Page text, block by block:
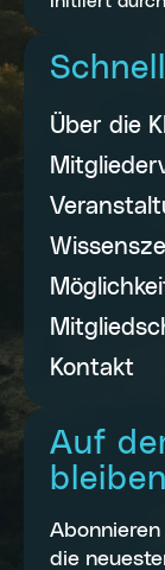
Über die
Kontakt
Auf
bleiben
die